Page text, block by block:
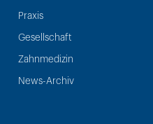
Praxis
Gesellschaft
Zahnmedizin
News-Archiv